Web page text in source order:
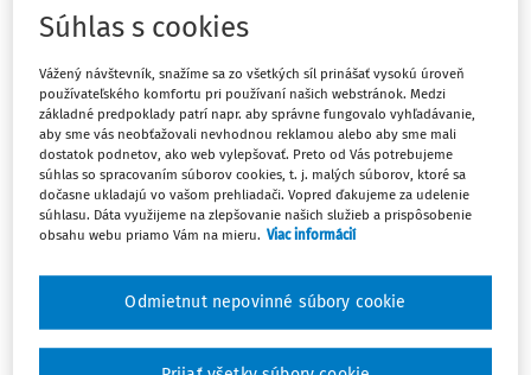
v znení neskorších predpisov
daňové priznanie. Špecifickým konaním je taktiež
daňová kontrola, ktorá môže prebiehať buď u daňového
subjektu, alebo na inom mieste, kde si to predmet
daňovej kontroly vyžaduje.
Priebeh dokazovania je integrálnou súčasťou daňového
konania a vzťahuje sa na každé jeho štádium, teda nielen
na prvostupňové konanie pred správcom dane, ale aj na
Súhlas s cookies
Vážený návštevník, snažíme sa zo všetkých síl prinášať vysokú úroveň
používateľského komfortu pri používaní našich webstránok. Medzi
základné predpoklady patrí napr. aby správne fungovalo vyhľadávanie,
aby sme vás neobťažovali nevhodnou reklamou alebo aby sme mali
dostatok podnetov, ako web vylepšovať. Preto od Vás potrebujeme
súhlas so spracovaním súborov cookies, t. j. malých súborov, ktoré sa
dočasne ukladajú vo vašom prehliadači. Vopred ďakujeme za udelenie
súhlasu. Dáta využijeme na zlepšovanie našich služieb a prispôsobenie
obsahu webu priamo Vám na mieru. Viac informácií
Odmietnut nepovinné súbory cookie